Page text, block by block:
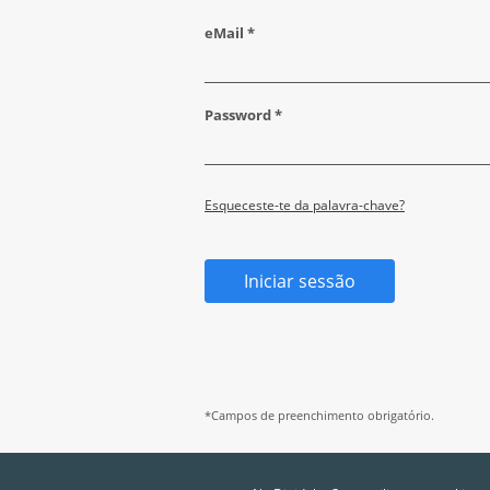
eMail *
Password *
Esqueceste-te da palavra-chave?
Iniciar sessão
*Campos de preenchimento obrigatório.